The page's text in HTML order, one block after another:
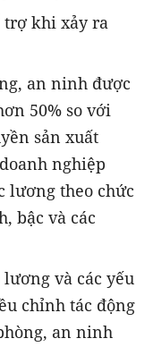
khi xảy ra
an ninh được
50% so với
sản xuất
nghiệp
lương theo chức
bậc và các
và các yếu
chỉnh tác động
an ninh